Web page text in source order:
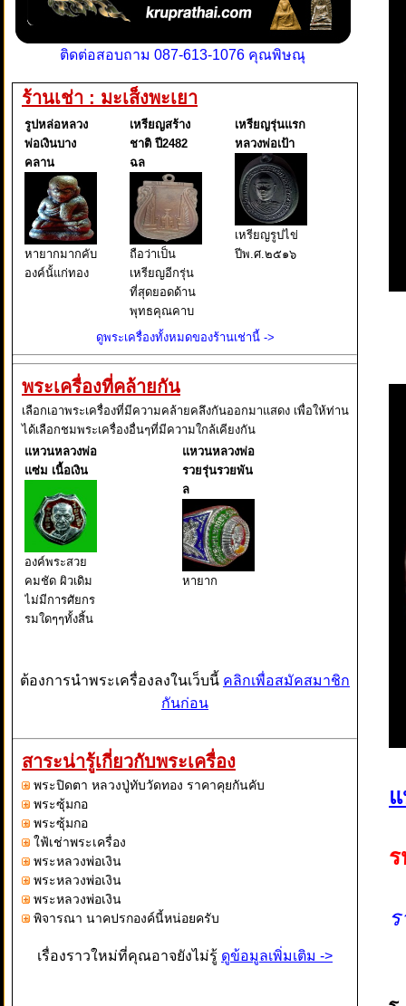
ติดต่อสอบถาม 087-613-1076 คุณพิษณุ
ร้านเช่า : มะเส็งพะเยา
รูปหล่อหลวง
พ่อเงินบาง
คลาน
หายากมากคับ
องค์นั้แก่ทอง
เหรียญสร้าง
ชาติ ปี2482
ฉล
ถือว่าเป็น
เหรียญอีกรุ่น
ที่สุดยอดด้าน
พุทธคุณคาบ
เหรียญรุ่นแรก
หลวงพ่อเป้า
เหรียญรูปไข่
ปีพ.ศ.๒๕๑๖
ดูพระเครื่องทั้งหมดของร้านเช่านี้ ->
พระเครื่องที่คล้ายกัน
เลือกเอาพระเครื่องที่มีความคล้ายคลึงกันออกมาแสดง เพื่อให้ท่าน
ได้เลือกชมพระเครื่องอื่นๆที่มีความใกล้เคียงกัน
แหวนหลวงพ่อ
แซ่ม เนื้อเงิน
องค์พระสวย
คมชัด ผิวเดิม
ไม่มีการศัยกร
รมใดๆๆทั้งสิ้น
แหวนหลวงพ่อ
รวยรุ่นรวยพัน
ล
หายาก
ต้องการนำพระเครื่องลงในเว็บนี้ คลิกเพื่อสมัคสมาชิก
กันก่อน
สาระน่ารู้เกี่ยวกับพระเครื่อง
พระปิดตา หลวงปู่ทับวัดทอง ราคาคุยกันคับ
พระซุ้มกอ
พระซุ้มกอ
ใฟ้เช่าพระเครื่อง
พระหลวงพ่อเงิน
พระหลวงพ่อเงิน
พระหลวงพ่อเงิน
พิจารณา นาคปรกองค์นี้หน่อยครับ
เรื่องราวใหม่ที่คุณอาจยังไม่รู้ ดูข้อมูลเพิ่มเติม ->